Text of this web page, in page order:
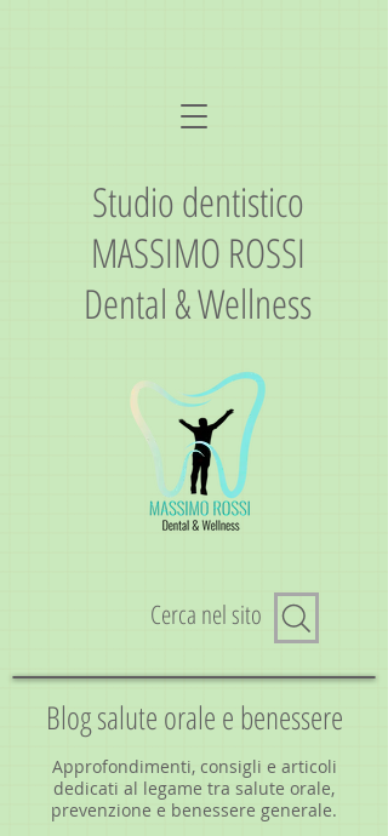
Studio dentistico
MASSIMO ROSSI
Dental & Wellness
Cerca nel sito
Blog salute orale e benessere
Approfondimenti, consigli e articoli
dedicati al legame tra salute orale,
prevenzione e benessere generale.